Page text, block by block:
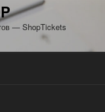
— ShopTickets